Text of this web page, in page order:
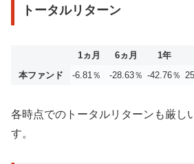
トータルリターン
1ヵ月 6ヵ月 1年
本ファンド
-6.81％ -28.63％ -42.76％
各時点でのトータルリターンも厳し
す。